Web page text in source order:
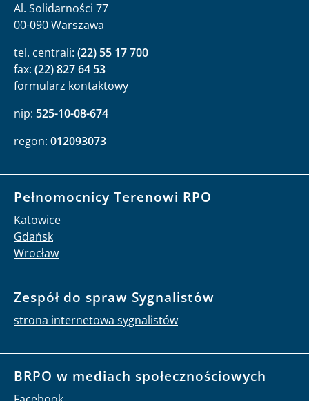
Al. Solidarności 77
00-090 Warszawa
tel. centrali: (22) 55 17 700
fax: (22) 827 64 53
formularz kontaktowy
nip: 525-10-08-674
regon: 012093073
Pełnomocnicy Terenowi RPO
Katowice
Gdańsk
Wrocław
Zespół do spraw Sygnalistów
strona internetowa sygnalistów
BRPO w mediach społecznościowych